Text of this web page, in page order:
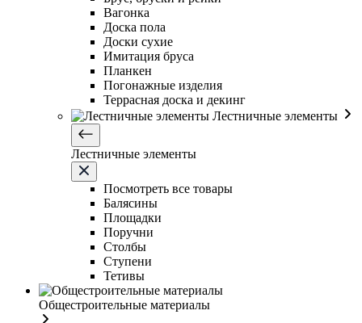
Вагонка
Доска пола
Доски сухие
Имитация бруса
Планкен
Погонажные изделия
Террасная доска и декинг
Лестничные элементы
Лестничные элементы
Посмотреть все товары
Балясины
Площадки
Поручни
Столбы
Ступени
Тетивы
Общестроительные материалы